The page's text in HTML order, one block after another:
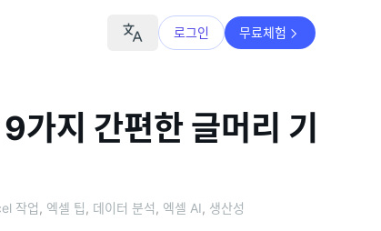
로그인 무료체험
지 간편한 글머리 기
작업 , 엑셀 팁 , 데이터 분석 , 엑셀 AI, 생산성